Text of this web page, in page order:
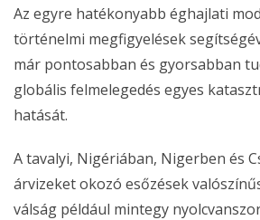
Az egyre hatékonyabb éghajlati
történelmi megfigyelések
már pontosabban és gyorsabban
globális felmelegedés egyes
hatását.
A tavalyi, Nigériában, Nigerben és
árvizeket okozó esőzések
válság például mintegy